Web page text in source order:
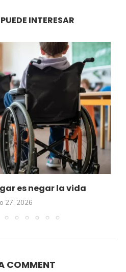
INTERESAR
es negar la vida
27, 2026
COMMENT